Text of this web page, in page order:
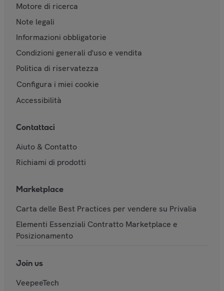
Motore di ricerca
Note legali
Informazioni obbligatorie
Condizioni generali d'uso e vendita
Politica di riservatezza
Configura i miei cookie
Accessibilità
Contattaci
Aiuto & Contatto
Richiami di prodotti
Marketplace
Carta delle Best Practices per vendere su Privalia
Elementi Essenziali Contratto Marketplace e
Posizionamento
Join us
VeepeeTech